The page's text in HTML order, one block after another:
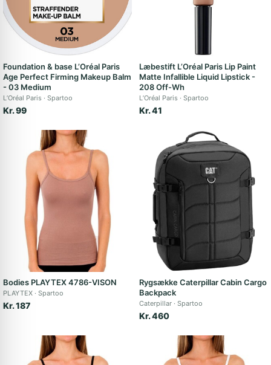
Foundation & base L’Oréal Paris
Age Perfect Firming Makeup Balm
- 03 Medium
L’Oréal Paris Spartoo
Kr. 99
Læbestift L’Oréal Paris Lip Paint
Matte Infallible Liquid Lipstick -
208 Off-Wh
L’Oréal Paris Spartoo
Kr. 41
Bodies PLAYTEX 4786-VISON
PLAYTEX Spartoo
Kr. 187
Rygsække Caterpillar Cabin Cargo
Backpack
Caterpillar Spartoo
Kr. 460